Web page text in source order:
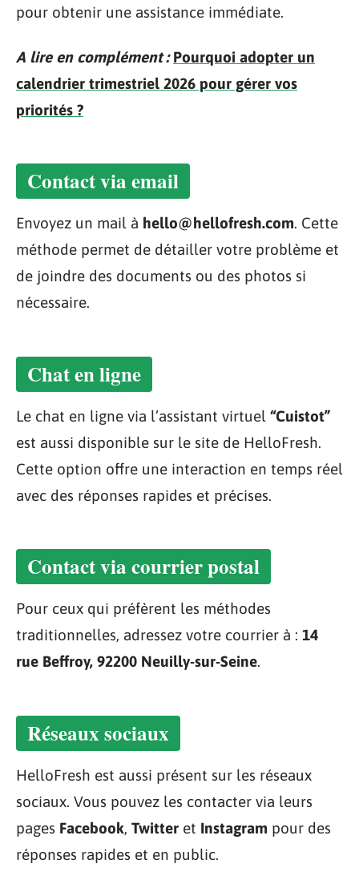
pour obtenir une assistance immédiate.
A lire en complément : Pourquoi adopter un
calendrier trimestriel 2026 pour gérer vos
priorités ?
Contact via email
Envoyez un mail à hello@hellofresh.com. Cette
méthode permet de détailler votre problème et
de joindre des documents ou des photos si
nécessaire.
Chat en ligne
Le chat en ligne via l’assistant virtuel “Cuistot”
est aussi disponible sur le site de HelloFresh.
Cette option offre une interaction en temps réel
avec des réponses rapides et précises.
Contact via courrier postal
Pour ceux qui préfèrent les méthodes
traditionnelles, adressez votre courrier à : 14
rue Beffroy, 92200 Neuilly-sur-Seine.
Réseaux sociaux
HelloFresh est aussi présent sur les réseaux
sociaux. Vous pouvez les contacter via leurs
pages Facebook, Twitter et Instagram pour des
réponses rapides et en public.